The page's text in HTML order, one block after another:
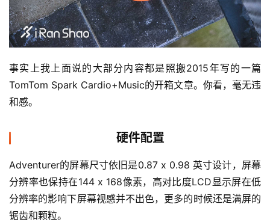
事实上我上面说的大部分内容都是照搬2015年写的一篇
TomTom Spark Cardio+Music的开箱文章。你看，毫无违
和感。
硬件配置
Adventurer的屏幕尺寸依旧是0.87 x 0.98 英寸设计，屏幕
分辨率也保持在144 x 168像素，高对比度LCD显示屏在低
分辨率的影响下屏幕视感并不出色，更多的时候还是满屏的
锯齿和颗粒。